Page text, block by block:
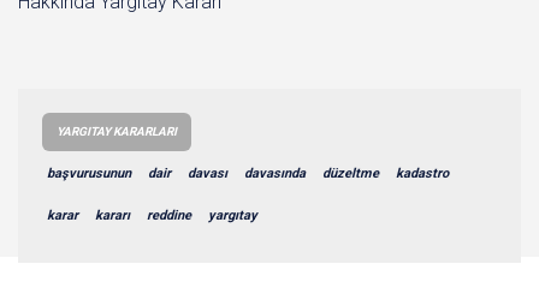
YARGITAY KARARLARI
başvurusunun dair davası davasında düzeltme kadastro
karar kararı reddine yargıtay